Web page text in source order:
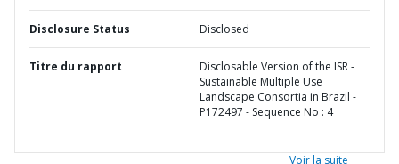
Disclosure Status Disclosed
Titre du rapport
Disclosable Version of the ISR -
Sustainable Multiple Use
Landscape Consortia in Brazil -
P172497 - Sequence No : 4
Voir la suite